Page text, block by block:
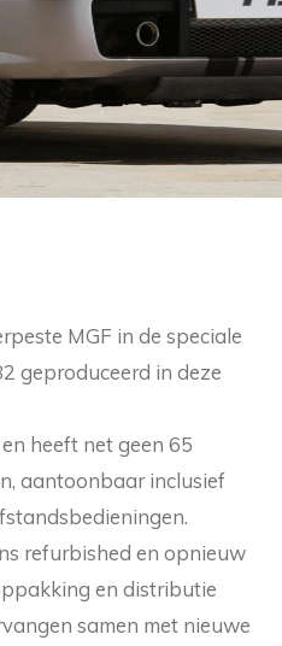
MGF in de speciale
geproduceerd in deze
heeft net geen 65
aantoonbaar inclusief
refurbished en opnieuw
en distributie
samen met nieuwe